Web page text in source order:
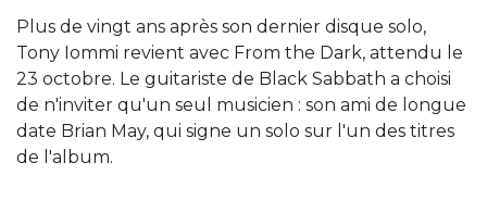
Plus de vingt ans après son dernier disque solo,
Tony Iommi revient avec From the Dark, attendu le
23 octobre. Le guitariste de Black Sabbath a choisi
de n'inviter qu'un seul musicien : son ami de longue
date Brian May, qui signe un solo sur l'un des titres
de l'album.